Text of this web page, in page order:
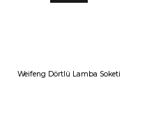
Weifeng Dörtlü Lamba Soketi